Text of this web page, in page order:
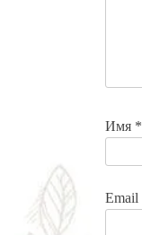
Имя *
Email